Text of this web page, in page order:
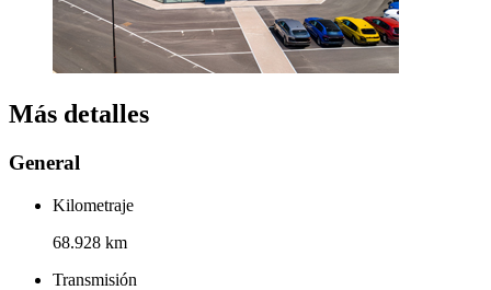
Más detalles
General
Kilometraje
68.928 km
Transmisión